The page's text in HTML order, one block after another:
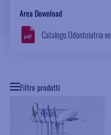
Area Download
Catalogo Odontoiatria
Filtro prodotti